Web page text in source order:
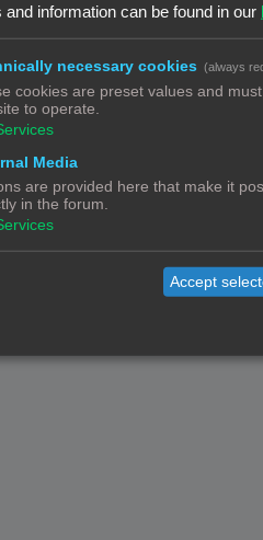
© Copyright ! -
Powered byphpBB ® Forum
Nederlandse vertaling
and information can be found in our
necessary cookies (always
cookies are preset values and
to operate.
Media
are provided here that make it
in the forum.
Accept